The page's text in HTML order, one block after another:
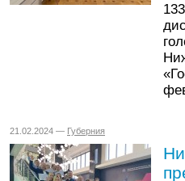
21.02.2024 — Губерния